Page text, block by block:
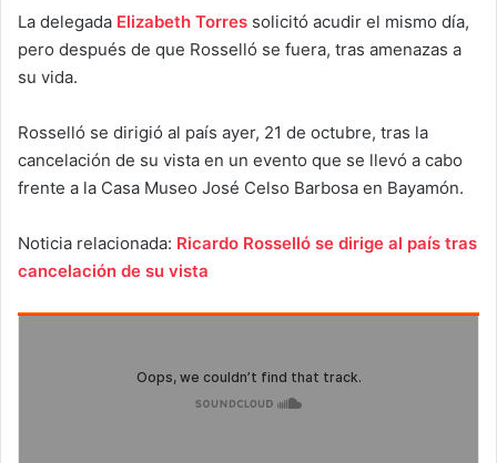
La delegada Elizabeth Torres solicitó acudir el mismo día,
pero después de que Rosselló se fuera, tras amenazas a
su vida.
Rosselló se dirigió al país ayer, 21 de octubre, tras la
cancelación de su vista en un evento que se llevó a cabo
frente a la Casa Museo José Celso Barbosa en Bayamón.
Noticia relacionada: Ricardo Rosselló se dirige al país tras
cancelación de su vista